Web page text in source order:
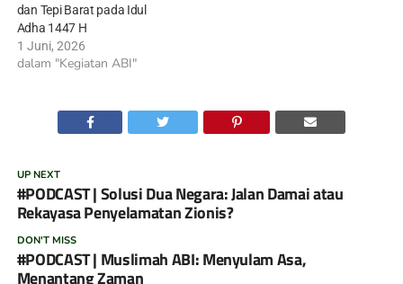
dan Tepi Barat pada Idul
Adha 1447 H
1 Juni, 2026
dalam "Kegiatan ABI"
UP NEXT
#PODCAST | Solusi Dua Negara: Jalan Damai atau
Rekayasa Penyelamatan Zionis?
DON'T MISS
#PODCAST | Muslimah ABI: Menyulam Asa,
Menantang Zaman